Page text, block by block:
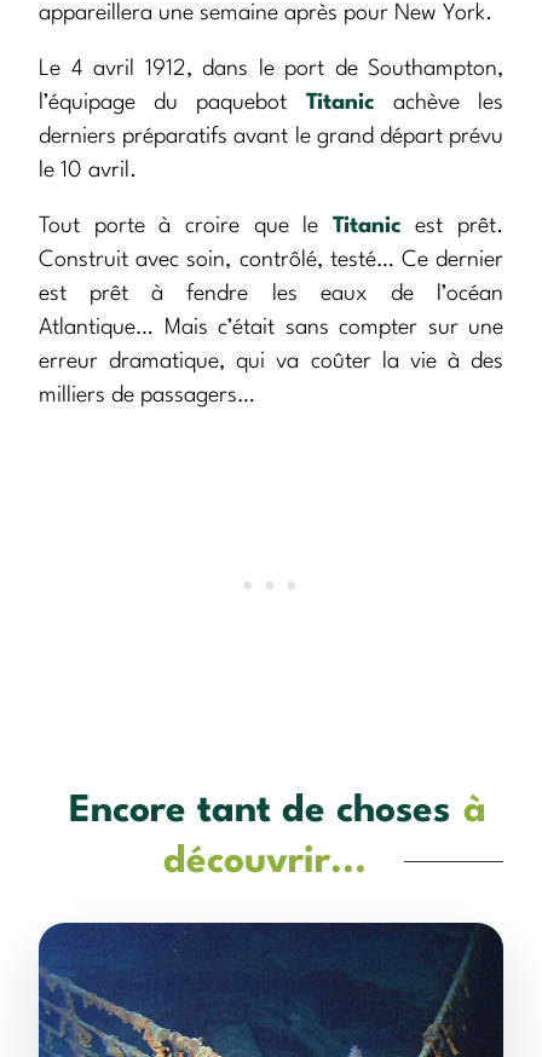
appareillera une semaine après pour New York.
Le 4 avril 1912, dans le port de Southampton,
l’équipage du paquebot Titanic achève les
derniers préparatifs avant le grand départ prévu
le 10 avril.
Tout porte à croire que le Titanic est prêt.
Construit avec soin, contrôlé, testé… Ce dernier
est prêt à fendre les eaux de l’océan
Atlantique… Mais c’était sans compter sur une
erreur dramatique, qui va coûter la vie à des
milliers de passagers…
Encore tant de choses à
découvrir...